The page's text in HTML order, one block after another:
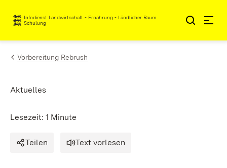
Zum Inhalt springen
Infodienst Landwirtschaft - Ernährung - Ländlicher Raum
Schulung
Vorbereitung Rebrush
Aktuelles
Lesezeit: 1 Minute
Teilen Text vorlesen